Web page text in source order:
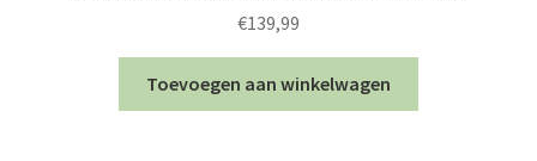
€139,99
Toevoegen aan winkelwagen